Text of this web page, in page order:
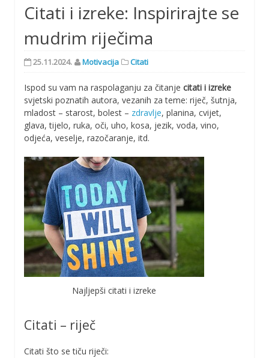
Citati i izreke: Inspirirajte se
mudrim riječima
25.11.2024. Motivacija Citati
Ispod su vam na raspolaganju za čitanje citati i izreke
svjetski poznatih autora, vezanih za teme: riječ, šutnja,
mladost – starost, bolest – zdravlje, planina, cvijet,
glava, tijelo, ruka, oči, uho, kosa, jezik, voda, vino,
odjeća, veselje, razočaranje, itd.
Najljepši citati i izreke
Citati – riječ
Citati što se tiču riječi: